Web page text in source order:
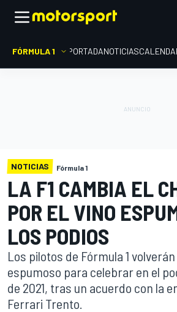
FÓRMULA 1 PORTADANOTICIAS
NOTICIAS Fórmula 1
LA F1 CAMBIA EL
POR EL VINO
LOS PODIOS
Los pilotos de Fórmula 1
espumoso para celebrar en el
de 2021, tras un acuerdo con la
Ferrari Trento.